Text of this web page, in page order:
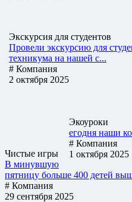
Экскурсия для студентов
Провели экскурсию для
техникума на нашей с...
# Компания
2 октября 2025
Экоуроки
егодня наши
# Компания
1 октября 2025
Чистые игры
В минувшую
пятницу больше 400 детей
# Компания
29 сентября 2025